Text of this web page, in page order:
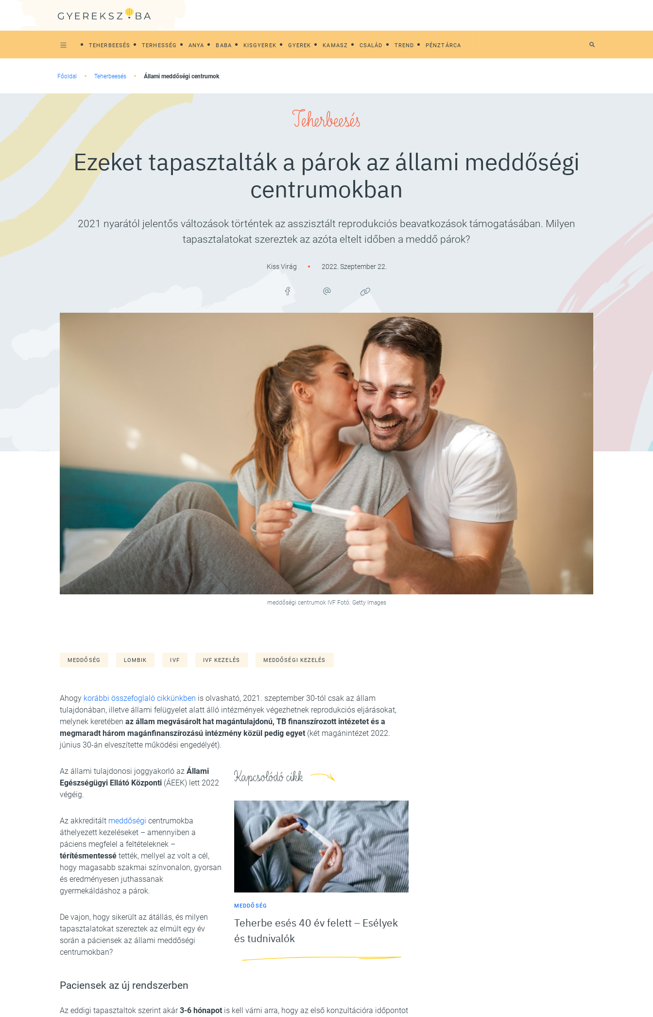
TEHERBEESÉS TERHESSÉG ANYA BABA KISGYEREK GYEREK KAMASZ CSALÁD TREND PÉNZTÁRCA
Főoldal Teherbeesés Állami meddőségi centrumok
Teherbeesés
Ezeket tapasztalták a párok az állami meddőségi
centrumokban
2021 nyarától jelentős változások történtek az asszisztált reprodukciós beavatkozások támogatásában. Milyen
tapasztalatokat szereztek az azóta eltelt időben a meddő párok?
Kiss Virág 2022. Szeptember 22.
meddőségi centrumok IVF Fotó: Getty Images
MEDDŐSÉG LOMBIK IVF IVF KEZELÉS MEDDŐSÉGI KEZELÉS
Ahogy korábbi összefoglaló cikkünkben is olvasható, 2021. szeptember 30-tól csak az állam
tulajdonában, illetve állami felügyelet alatt álló intézmények végezhetnek reprodukciós eljárásokat,
melynek keretében az állam megvásárolt hat magántulajdonú, TB finanszírozott intézetet és a
megmaradt három magánfinanszírozású intézmény közül pedig egyet (két magánintézet 2022.
június 30-án elveszítette működési engedélyét).
Kapcsolódó cikk
MEDDŐSÉG
Teherbe esés 40 év felett – Esélyek
és tudnivalók
Az állami tulajdonosi joggyakorló az Állami
Egészségügyi Ellátó Központi (ÁEEK) lett 2022
végéig.
Az akkreditált meddőségi centrumokba
áthelyezett kezeléseket – amennyiben a
páciens megfelel a feltételeknek –
térítésmentessé tették, mellyel az volt a cél,
hogy magasabb szakmai színvonalon, gyorsan
és eredményesen juthassanak
gyermekáldáshoz a párok.
De vajon, hogy sikerült az átállás, és milyen
tapasztalatokat szereztek az elmúlt egy év
során a páciensek az állami meddőségi
centrumokban?
Paciensek az új rendszerben
Az eddigi tapasztaltok szerint akár3-6 hónapot is kell várni arra, hogy az első konzultációra időpontot